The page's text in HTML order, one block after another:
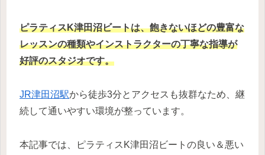
ピラティスK津田沼ビートは、飽きないほどの豊富な
レッスンの種類やインストラクターの丁寧な指導が
好評のスタジオです。
JR津田沼駅から徒歩3分とアクセスも抜群なため、継
続して通いやすい環境が整っています。
本記事では、ピラティスK津田沼ビートの良い＆悪い